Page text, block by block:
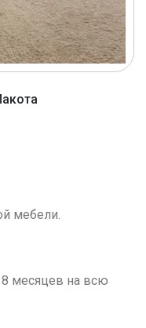
мебели.
месяцев на всю